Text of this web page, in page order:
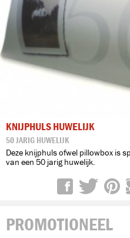
KNIJPHULS HUWELIJK
50 JARIG HUWELIJK
Deze knijphuls ofwel pillowbox is
van een 50 jarig huwelijk.
PROMOTIONEEL